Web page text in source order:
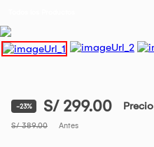
-23% S/ 299.00 Precio
S/ 389.00 Antes